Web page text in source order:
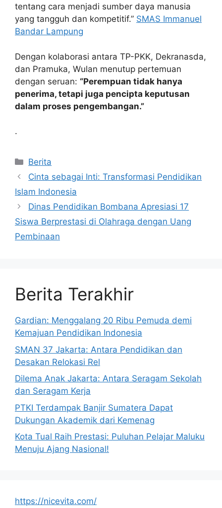
tentang cara menjadi sumber daya manusia
yang tangguh dan kompetitif.” SMAS Immanuel
Bandar Lampung
Dengan kolaborasi antara TP-PKK, Dekranasda,
dan Pramuka, Wulan menutup pertemuan
dengan seruan: “Perempuan tidak hanya
penerima, tetapi juga pencipta keputusan
dalam proses pengembangan.”
.
Kategori
Berita
Cinta sebagai Inti: Transformasi Pendidikan
Islam Indonesia
Dinas Pendidikan Bombana Apresiasi 17
Siswa Berprestasi di Olahraga dengan Uang
Pembinaan
Berita Terakhir
Gardian: Menggalang 20 Ribu Pemuda demi
Kemajuan Pendidikan Indonesia
SMAN 37 Jakarta: Antara Pendidikan dan
Desakan Relokasi Rel
Dilema Anak Jakarta: Antara Seragam Sekolah
dan Seragam Kerja
PTKI Terdampak Banjir Sumatera Dapat
Dukungan Akademik dari Kemenag
Kota Tual Raih Prestasi: Puluhan Pelajar Maluku
Menuju Ajang Nasional!
https://nicevita.com/